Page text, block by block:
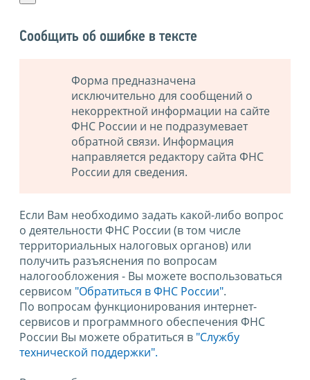
Сообщить об ошибке в тексте
Форма предназначена
исключительно для сообщений о
некорректной информации на сайте
ФНС России и не подразумевает
обратной связи. Информация
направляется редактору сайта ФНС
России для сведения.
Если Вам необходимо задать какой-либо вопрос
о деятельности ФНС России (в том числе
территориальных налоговых органов) или
получить разъяснения по вопросам
налогообложения - Вы можете воспользоваться
сервисом "Обратиться в ФНС России".
По вопросам функционирования интернет-
сервисов и программного обеспечения ФНС
России Вы можете обратиться в "Службу
технической поддержки".